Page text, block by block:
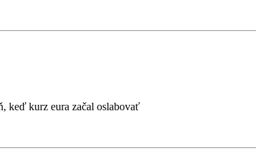
keď kurz eura začal oslabovať